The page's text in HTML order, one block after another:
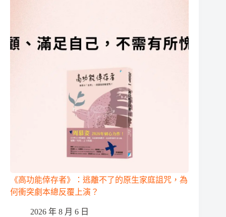
《高功能倖存者》：逃離不了的原生家庭詛咒，為
何衝突劇本總反覆上演？
2026 年 8 月 6 日